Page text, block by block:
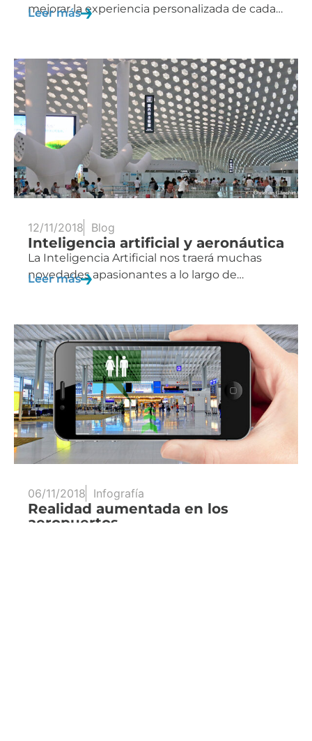
mejorar la experiencia personalizada de cada…
Leer más
12/11/2018 Blog
Inteligencia artificial y aeronáutica
La Inteligencia Artificial nos traerá muchas
novedades apasionantes a lo largo de…
Leer más
06/11/2018 Infografía
Realidad aumentada en los
aeropuertos